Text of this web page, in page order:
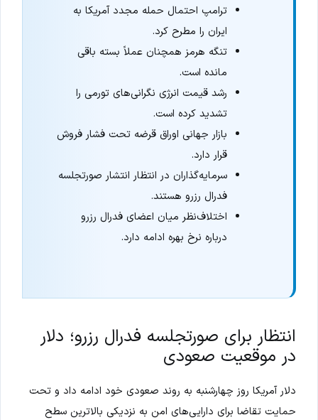
ترامپ احتمال حمله مجدد آمریکا به
ایران را مطرح کرد.
تنگه هرمز همچنان عملاً بسته باقی
مانده است.
رشد قیمت انرژی نگرانی‌های تورمی را
تشدید کرده است.
بازار جهانی اوراق قرضه تحت فشار فروش
قرار دارد.
سرمایه‌گذاران در انتظار انتشار صورتجلسه
فدرال رزرو هستند.
اختلاف‌نظر میان اعضای فدرال رزرو
درباره نرخ بهره ادامه دارد.
انتظار برای صورتجلسه فدرال رزرو؛ دلار
در موقعیت صعودی
دلار آمریکا روز چهارشنبه به روند صعودی خود ادامه داد و تحت
حمایت تقاضا برای دارایی‌های امن به نزدیکی بالاترین سطح